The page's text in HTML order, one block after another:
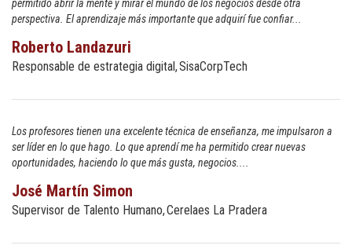
permitido abrir la mente y mirar el mundo de los negocios desde otra
perspectiva. El aprendizaje más importante que adquirí fue confiar...
Roberto Landazuri
Responsable de estrategia digital SisaCorpTech
Los profesores tienen una excelente técnica de enseñanza, me impulsaron a
ser líder en lo que hago. Lo que aprendí me ha permitido crear nuevas
oportunidades, haciendo lo que más gusta, negocios....
José Martín Simon
Supervisor de Talento Humano Cerelaes La Pradera